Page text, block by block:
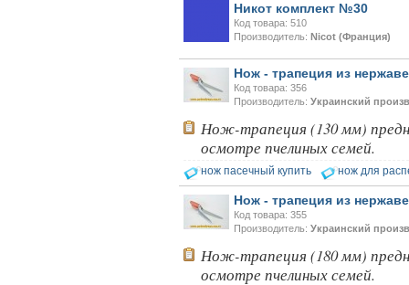
Никот комплект №30
Код товара: 510
Производитель: Nicot (Франция)
Нож - трапеция из
Код товара: 356
Производитель: Украинский
Нож-трапеция (130 мм)
осмотре пчелиных семей.
нож пасечный купить нож для
Нож - трапеция из
Код товара: 355
Производитель: Украинский
Нож-трапеция (180 мм)
осмотре пчелиных семей.